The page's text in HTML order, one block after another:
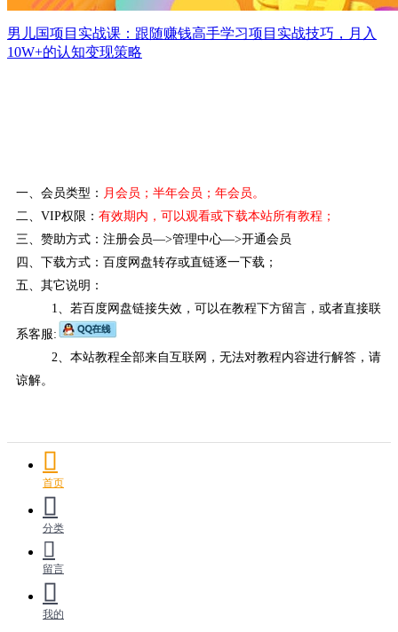
男儿国项目实战课：跟随赚钱高手学习项目实战技巧，月入
10W+的认知变现策略
一、会员类型： 月会员；半年会员；年会员。
二、VIP权限： 有效期内，可以观看或下载本站所有教程 ；
三、赞助方式：注册会员—>管理中心—>开通会员
四、下载方式：百度网盘转存或直链逐一下载；
五、其它说明：
1、若百度网盘链接失效，可以在教程下方留言，或者直接联
系客服:
2、本站教程全部来自互联网，无法对教程内容进行解答，请
谅解。
首页
分类
留言
我的